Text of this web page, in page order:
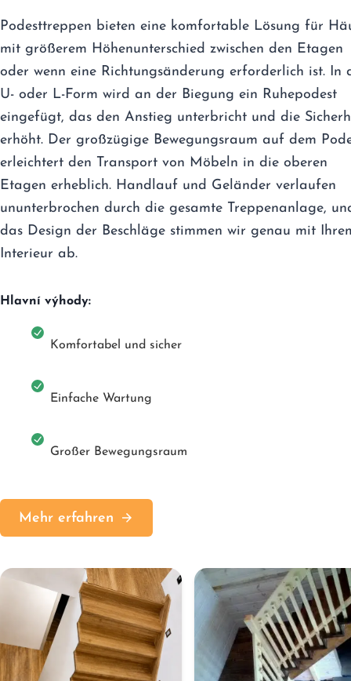
Podesttreppen bieten eine komfortable Lösung für
mit größerem Höhenunterschied zwischen den Etagen
oder wenn eine Richtungsänderung erforderlich ist. In
U- oder L-Form wird an der Biegung ein Ruhepodest
eingefügt, das den Anstieg unterbricht und die
erhöht. Der großzügige Bewegungsraum auf dem
erleichtert den Transport von Möbeln in die oberen
Etagen erheblich. Handlauf und Geländer verlaufen
ununterbrochen durch die gesamte Treppenanlage,
das Design der Beschläge stimmen wir genau mit
Interieur ab.
Hlavní výhody:
Komfortabel und sicher
Einfache Wartung
Großer Bewegungsraum
Mehr erfahren